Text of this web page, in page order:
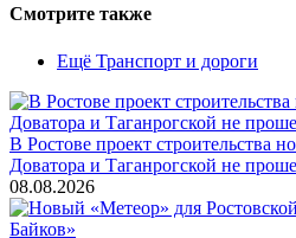
Смотрите также
Ещё Транспорт и дороги
В Ростове проект строительства
Доватора и Таганрогской не
08.08.2026